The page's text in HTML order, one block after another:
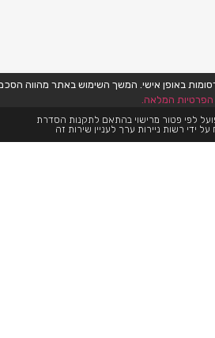
הפרטיות המלאה.
לפי פטור מרישוי בהתאם לתקנות הסדרת
ידי רשות ניירות ערך לעניין שירות זה